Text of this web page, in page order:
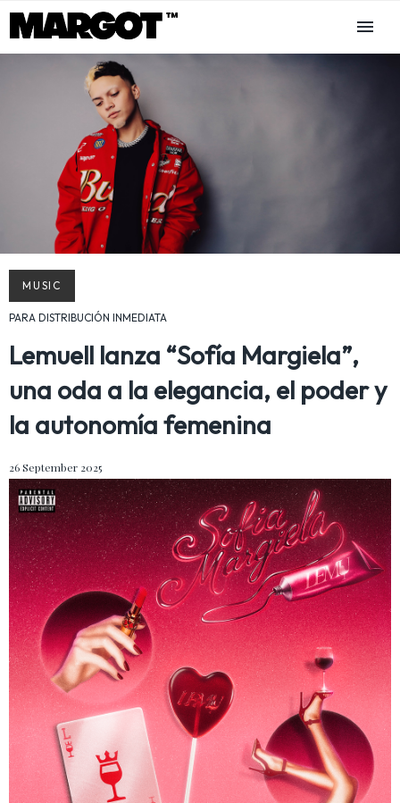
MUSIC
PARA DISTRIBUCIÓN INMEDIATA
Lemuell lanza “Sofía Margiela”,
una oda a la elegancia, el poder y
la autonomía femenina
26 September 2025